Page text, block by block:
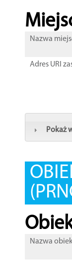
Nazwa
Adres URI
Pokaż
Nazwa